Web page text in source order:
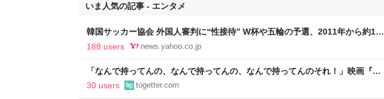
いま人気の記事 - エンタメ
韓国サッカー協会 外国人審判に“性接待” W杯や五輪の予選、2011年から約1年
間で10人余に対し JNN報告書入手（TBS NEWS DIG Powered by JNN） -
188 users news.yahoo.co.jp
「なんで持ってんの、なんで持ってんの、なんで持ってんのそれ！」映画『ち
いかわ』入場者特典のボンボンドロップシールが配布期間前にフリマサイトで
出品される
30 users togetter.com